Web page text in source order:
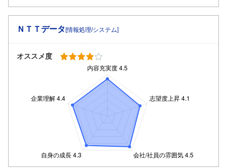
ＮＴＴデータ[情報処理/システム]
オススメ度